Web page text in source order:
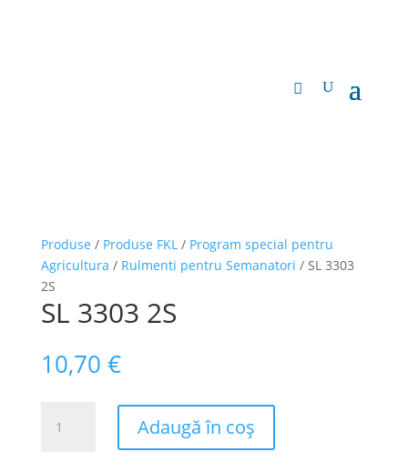
Produse / Produse FKL/ Program special pentru
Agricultura / Rulmenti pentru Semanatori / SL 3303
2S
SL 3303 2S
10,70 €
Adaugă în coș